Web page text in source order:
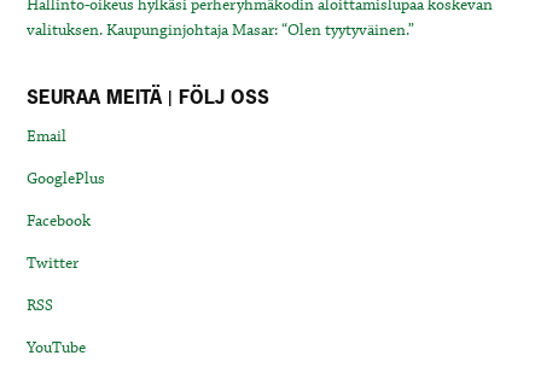
Hallinto-oikeus hylkäsi perheryhmäkodin aloittamislupaa koskevan
valituksen. Kaupunginjohtaja Masar: “Olen tyytyväinen.”
SEURAA MEITÄ | FÖLJ OSS
Email
GooglePlus
Facebook
Twitter
RSS
YouTube